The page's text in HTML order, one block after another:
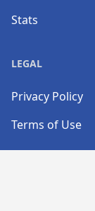
Stats
LEGAL
Privacy Policy
Terms of Use